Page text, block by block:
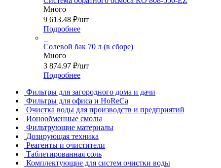
Много
9 613.48 ₽/шт
Подробнее
Солевой бак 70 л (в сборе)
Много
3 874.97 ₽/шт
Подробнее
Фильтры для загородного дома и дачи
Фильтры для офиса и HoReCa
Очистка воды для производств и предприятий
Ионообменные смолы
Фильтрующие материалы
Дозирующая техника
Реагенты и очистители
Таблетированная соль
Комплектующие для систем очистки воды